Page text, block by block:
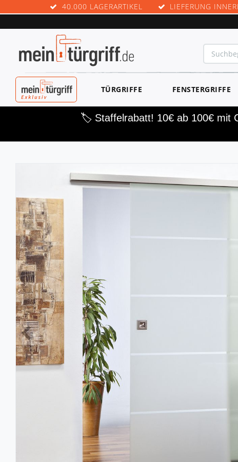
40.000 LAGERARTIKEL LIEFERUNG
MEINTÜRGRIF
F EXKLUSIV
TÜRGRIFFE FENSTERGRIFFE
🏷️ Staffelrabatt! 10€ ab 100€ mit